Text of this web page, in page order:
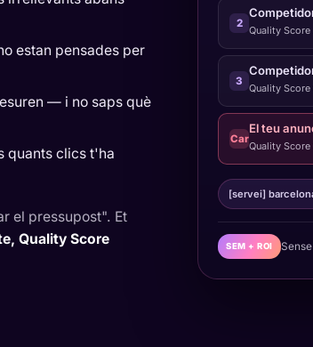
estan pensades per
— i no saps què
quants clics t'ha
el pressupost". Et
Quality Score
2
Quality Score
3
Quality Score
Car
El teu
Quality Score
[servei]
SEM + ROI